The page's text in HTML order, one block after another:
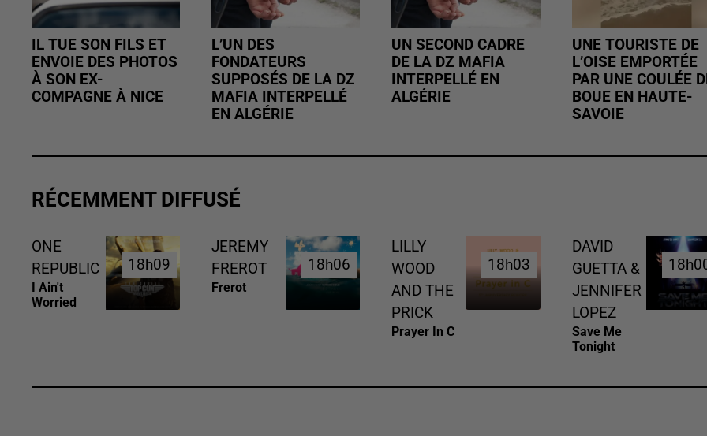
IL TUE SON FILS ET
ENVOIE DES PHOTOS
À SON EX-
COMPAGNE À NICE
L’UN DES
FONDATEURS
SUPPOSÉS DE LA DZ
MAFIA INTERPELLÉ
EN ALGÉRIE
UN SECOND CADRE
DE LA DZ MAFIA
INTERPELLÉ EN
ALGÉRIE
UNE TOURISTE DE
L’OISE EMPORTÉE
PAR UNE COULÉE
BOUE EN HAUTE-
SAVOIE
RÉCEMMENT DIFFUSÉ
ONE
REPUBLIC
I Ain't
Worried
18h09
18h09
JEREMY
FREROT
Frerot
18h06
18h06
LILLY
WOOD
AND THE
PRICK
Prayer In C
18h03
18h03
DAVID
GUETTA &
JENNIFER
LOPEZ
Save Me
Tonight